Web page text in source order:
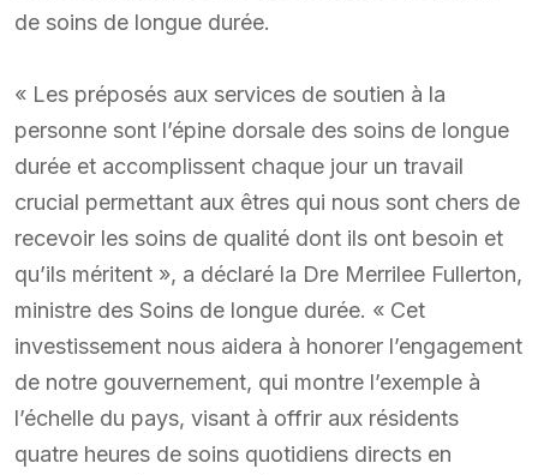
de soins de longue durée.
« Les préposés aux services de soutien à la
personne sont l’épine dorsale des soins de longue
durée et accomplissent chaque jour un travail
crucial permettant aux êtres qui nous sont chers de
recevoir les soins de qualité dont ils ont besoin et
qu’ils méritent », a déclaré la Dre Merrilee Fullerton,
ministre des Soins de longue durée. « Cet
investissement nous aidera à honorer l’engagement
de notre gouvernement, qui montre l’exemple à
l’échelle du pays, visant à offrir aux résidents
quatre heures de soins quotidiens directs en